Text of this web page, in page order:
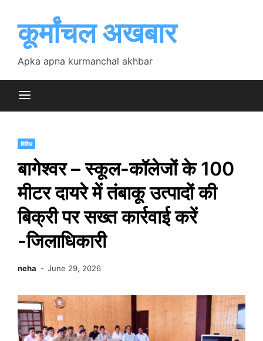
contentकूर्मांचल अखबार
Apka apna kurmanchal akhbar
विविध
बागेश्वर – स्कूल-कॉलेजों के 100
मीटर दायरे में तंबाकू उत्पादों की
बिक्री पर सख्त कार्रवाई करें
-जिलाधिकारी
neha June 29, 2026